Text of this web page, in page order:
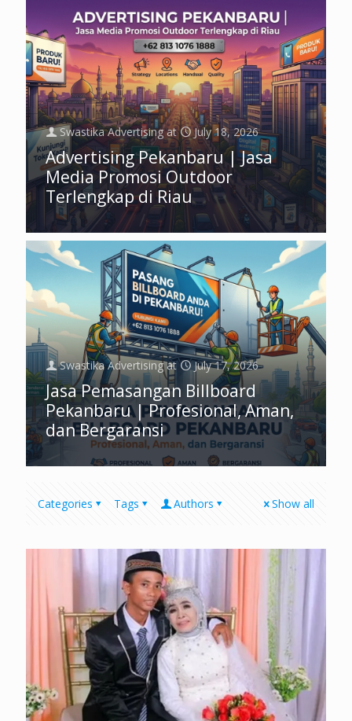
Swastika Advertising at July 18, 2026
Advertising Pekanbaru | Jasa
Media Promosi Outdoor
Terlengkap di Riau
Swastika Advertising at July 17, 2026
Jasa Pemasangan Billboard
Pekanbaru | Profesional, Aman,
dan Bergaransi
Categories Tags Authors Show all